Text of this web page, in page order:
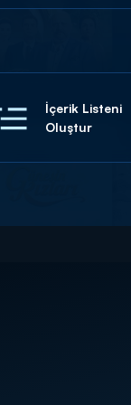
İçerik Listeni
Oluştur